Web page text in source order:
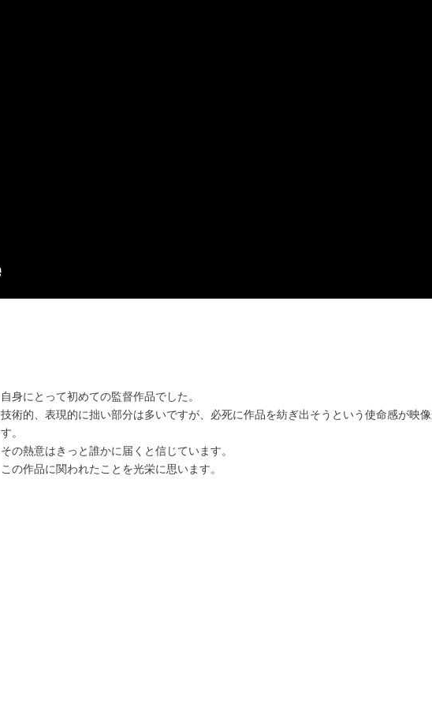
自身にとって初めての監督作品でした。
技術的、表現的に拙い部分は多いですが、必死に作品を紡ぎ出そうという使命感が映
す。
その熱意はきっと誰かに届くと信じています。
この作品に関われたことを光栄に思います。